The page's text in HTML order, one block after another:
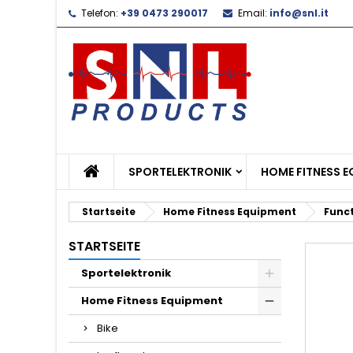
Telefon: +39 0473 290017 Email: info@snl.it
SPORTELEKTRONIK HOME FITNESS
Startseite Home Fitness Equipment
STARTSEITE
Sportelektronik
Home Fitness Equipment
Bike